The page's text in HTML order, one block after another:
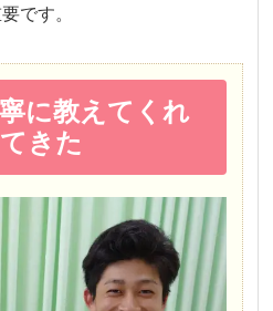
です。
に教えてくれ
きた